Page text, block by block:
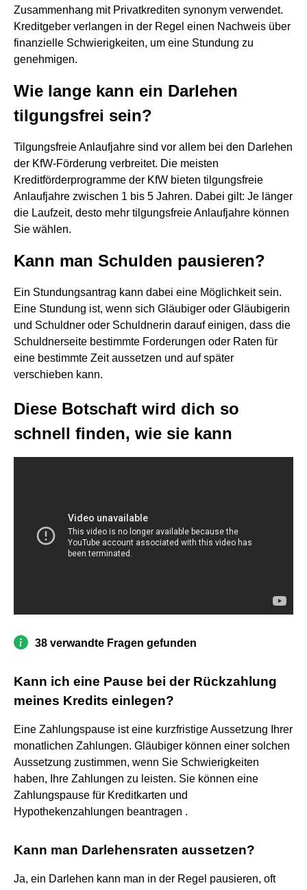
Zusammenhang mit Privatkrediten synonym verwendet.
Kreditgeber verlangen in der Regel einen Nachweis über
finanzielle Schwierigkeiten, um eine Stundung zu
genehmigen.
Wie lange kann ein Darlehen
tilgungsfrei sein?
Tilgungsfreie Anlaufjahre sind vor allem bei den Darlehen
der KfW-Förderung verbreitet. Die meisten
Kreditförderprogramme der KfW bieten tilgungsfreie
Anlaufjahre zwischen 1 bis 5 Jahren. Dabei gilt: Je länger
die Laufzeit, desto mehr tilgungsfreie Anlaufjahre können
Sie wählen.
Kann man Schulden pausieren?
Ein Stundungsantrag kann dabei eine Möglichkeit sein.
Eine Stundung ist, wenn sich Gläubiger oder Gläubigerin
und Schuldner oder Schuldnerin darauf einigen, dass die
Schuldnerseite bestimmte Forderungen oder Raten für
eine bestimmte Zeit aussetzen und auf später
verschieben kann.
Diese Botschaft wird dich so
schnell finden, wie sie kann
38 verwandte Fragen gefunden
Kann ich eine Pause bei der Rückzahlung
meines Kredits einlegen?
Eine Zahlungspause ist eine kurzfristige Aussetzung Ihrer
monatlichen Zahlungen. Gläubiger können einer solchen
Aussetzung zustimmen, wenn Sie Schwierigkeiten
haben, Ihre Zahlungen zu leisten. Sie können eine
Zahlungspause für Kreditkarten und
Hypothekenzahlungen beantragen .
Kann man Darlehensraten aussetzen?
Ja, ein Darlehen kann man in der Regel pausieren, oft